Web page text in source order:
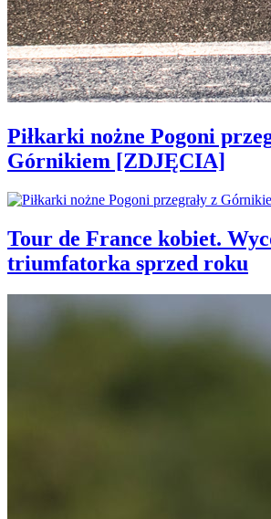
Piłkarki nożne Pogoni
Górnikiem [ZDJĘCIA]
Tour de France kobiet.
triumfatorka sprzed roku